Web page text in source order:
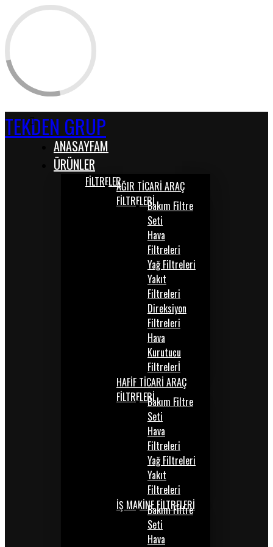
TEKDEN GRUP
ANASAYFAM
ÜRÜNLER
FİLTRELERAĞIR TİCARİ ARAÇ
FİLTRELERİBakım Filtre
Seti
Hava
Filtreleri
Yağ Filtreleri
Yakıt
Filtreleri
Direksiyon
Filtreleri
Hava
Kurutucu
Filtrelerİ
HAFİF TİCARİ ARAÇ
FİLTRELERİBakım Filtre
Seti
Hava
Filtreleri
Yağ Filtreleri
Yakıt
Filtreleri
İŞ MAKİNE FİLTRELERİ
Bakım Filtre
Seti
Hava